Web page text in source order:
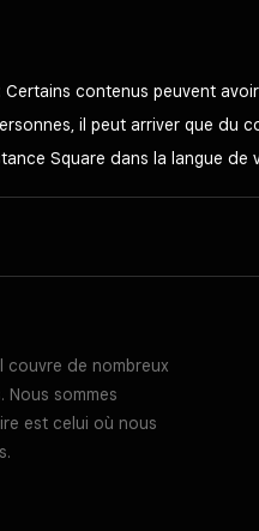
: Certains contenus peuvent
il peut arriver que du
Square dans la langue de
couvre de nombreux
sommes
est celui où nous